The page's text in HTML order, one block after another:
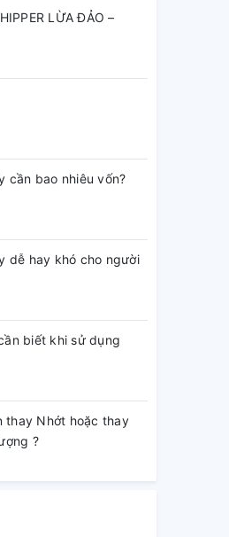
LỪA ĐẢO –
cần bao nhiêu vốn?
dễ hay khó cho người
biết khi sử dụng
thay Nhớt hoặc thay
?